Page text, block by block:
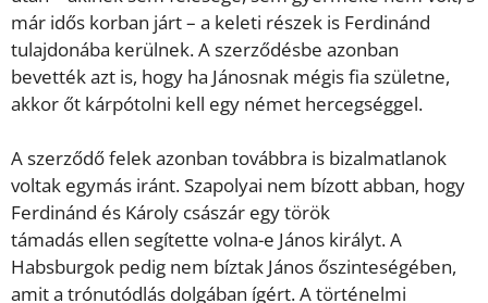
már idős korban járt – a keleti részek is Ferdinánd
tulajdonába kerülnek. A szerződésbe azonban
bevették azt is, hogy ha Jánosnak mégis fia születne,
akkor őt kárpótolni kell egy német hercegséggel.
A szerződő felek azonban továbbra is bizalmatlanok
voltak egymás iránt. Szapolyai nem bízott abban, hogy
Ferdinánd és Károly császár egy török
támadás ellen segítette volna-e János királyt. A
Habsburgok pedig nem bíztak János őszinteségében,
amit a trónutódlás dolgában ígért. A történelmi